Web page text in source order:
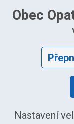
Obec
Nastavení